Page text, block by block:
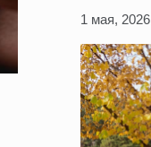
1 мая, 2026